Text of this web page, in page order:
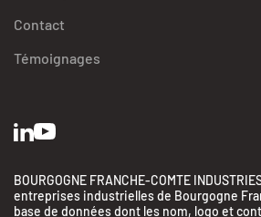
Contact
Témoignages
BOURGOGNE FRANCHE-COMTE
entreprises industrielles de Bourgogne
base de données dont les nom, logo et